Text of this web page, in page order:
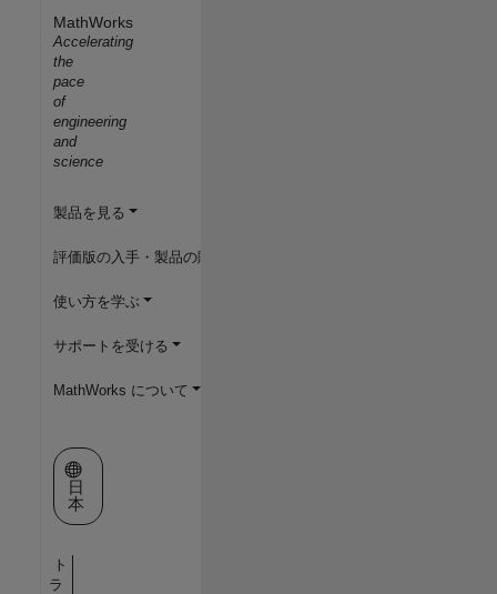
MathWorks
Accelerating
the
pace
of
engineering
and
science
製品を見る
評価版の入手・製品の購入
使い方を学ぶ
サポートを受ける
MathWorks について
Web サイトの選択
日
本
ト
ラ